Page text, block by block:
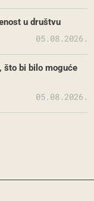
u društvu
05.08.2026.
što bi bilo moguće
05.08.2026.